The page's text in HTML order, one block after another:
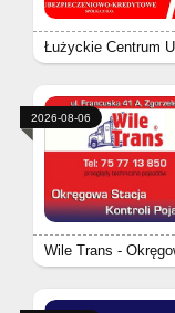
Łużyckie Centrum
Wile Trans -
2026-08-06